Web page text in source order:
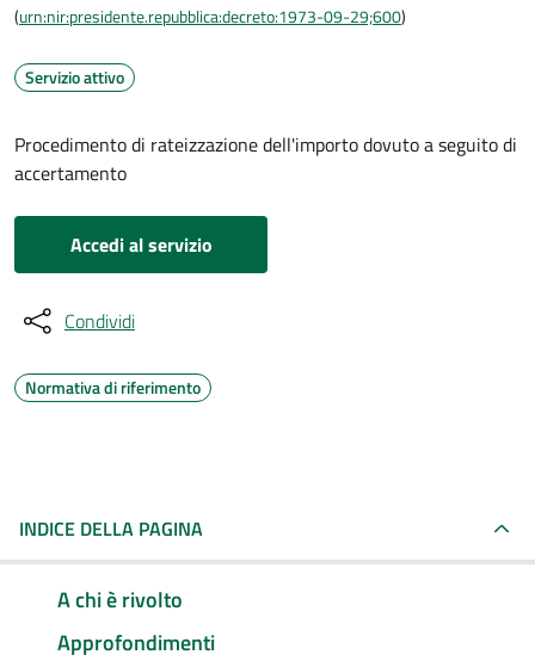
(urn:nir:presidente.repubblica:decreto:1973-09-29;600)
Servizio attivo
Procedimento di rateizzazione dell'importo dovuto a seguito di
accertamento
Accedi al servizio
Condividi
Normativa di riferimento
INDICE DELLA PAGINA
A chi è rivolto
Approfondimenti